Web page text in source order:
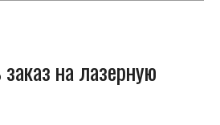
на лазерную